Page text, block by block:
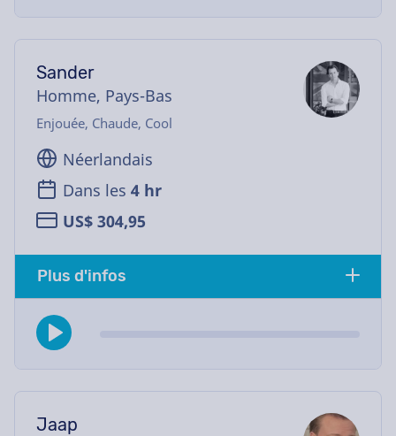
Sander
Homme, Pays-Bas
Enjouée, Chaude, Cool
Néerlandais
Dans les 4 hr
US$ 304,95
Plus d'infos
Jaap